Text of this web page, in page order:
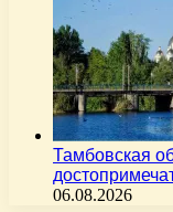
Тамбовская
06.08.2026